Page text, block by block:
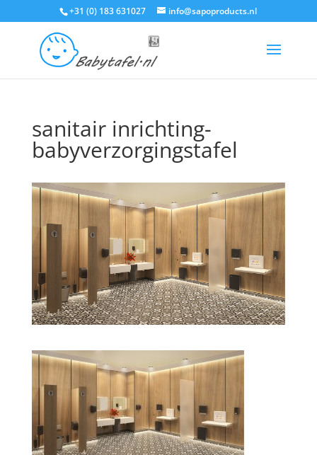
+31 (0) 183 631027 info@sapoproducts.nl
sanitair inrichting-
babyverzorgingstafel